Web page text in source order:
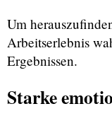
Um
Arbeitserlebnis
Ergebnissen.
Starke